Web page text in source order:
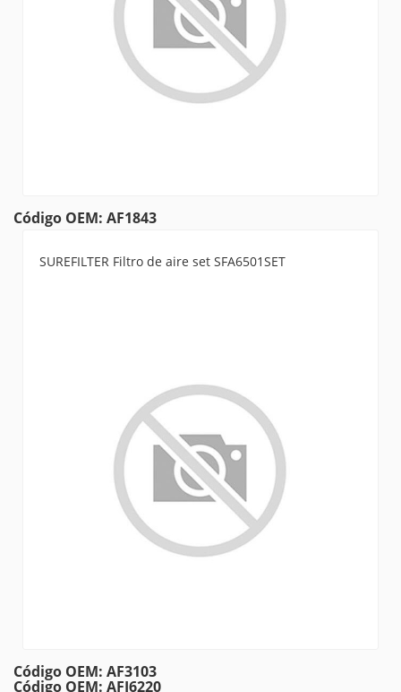
Código OEM: AF1843
SUREFILTER Filtro de aire set SFA6501SET
Código OEM: AF3103
Código OEM: AFI6220